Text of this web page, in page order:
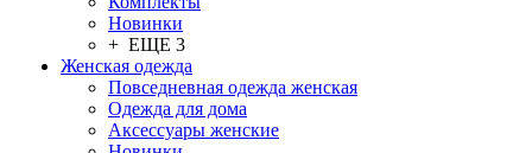
Новинки
+ ЕЩЕ 3
Женская одежда
Повседневная одежда женская
Одежда для дома
Аксессуары женские